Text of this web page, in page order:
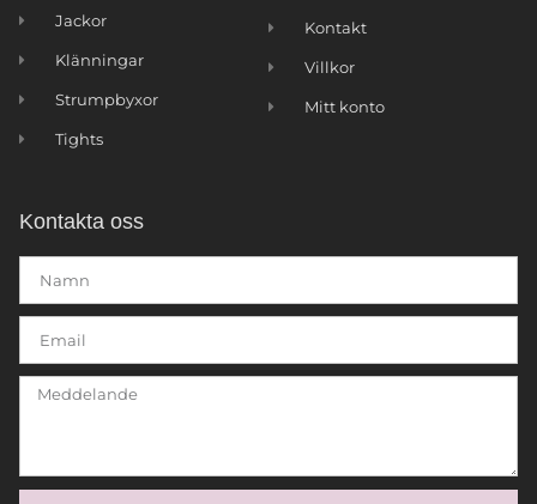
Jackor
Klänningar
Strumpbyxor
Tights
Kontakt
Villkor
Mitt konto
Kontakta oss